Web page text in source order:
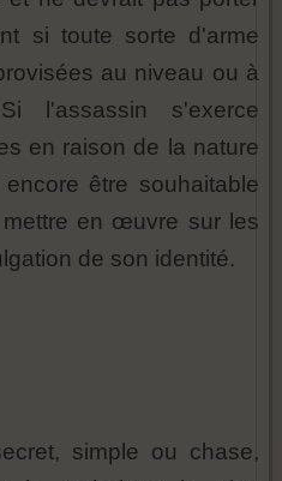
si toute sorte d'arme
au niveau ou à
l'assassin s'exerce
en raison de la nature
être souhaitable
en œuvre sur les
de son identité.
simple ou chase,